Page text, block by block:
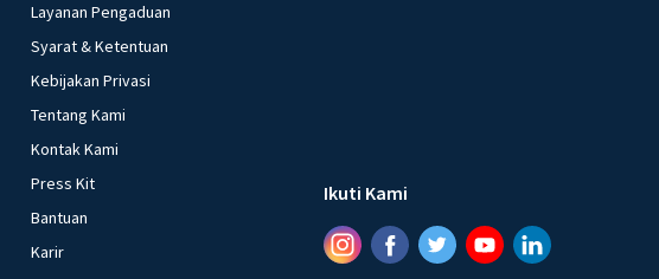
Layanan Pengaduan
Syarat & Ketentuan
Kebijakan Privasi
Tentang Kami
Kontak Kami
Press Kit
Bantuan
Karir
Ikuti Kami